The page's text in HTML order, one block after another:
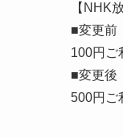
【NHK
■変更前
100円ご
■変更後
500円ご